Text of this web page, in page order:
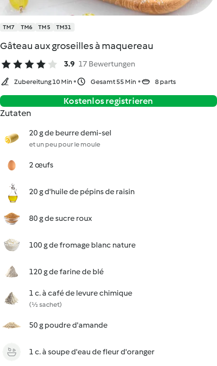
TM7 TM6 TM5 TM31
Gâteau aux groseilles à maquereau
3.9 17 Bewertungen
Zubereitung 10 Min Gesamt 55 Min 8 parts
Kostenlos registrieren
Zutaten
20 g de beurre demi-sel
et un peu pour le moule
2 œufs
20 g d'huile de pépins de raisin
80 g de sucre roux
100 g de fromage blanc nature
120 g de farine de blé
1 c. à café de levure chimique
(½ sachet)
50 g poudre d'amande
1 c. à soupe d'eau de fleur d'oranger